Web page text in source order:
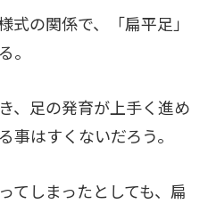
式の関係で、「扁平足」
。
、足の発育が上手く進め
事はすくないだろう。
てしまったとしても、扁